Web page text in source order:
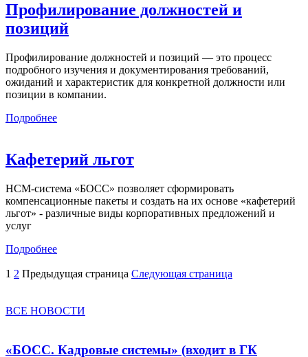
Профилирование должностей и
позиций
Профилирование должностей и позиций — это процесс
подробного изучения и документирования требований,
ожиданий и характеристик для конкретной должности или
позиции в компании.
Подробнее
Кафетерий льгот
HCM-система «БОСС» позволяет сформировать
компенсационные пакеты и создать на их основе «кафетерий
льгот» - различные виды корпоративных предложений и
услуг
Подробнее
1 2 Предыдущая страница Следующая страница
ВСЕ НОВОСТИ
«БОСС. Кадровые системы» (входит в ГК